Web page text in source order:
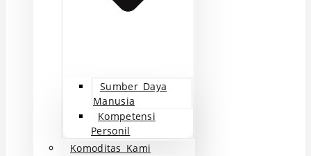
Sumber Daya
Manusia
Kompetensi
Personil
Komoditas Kami